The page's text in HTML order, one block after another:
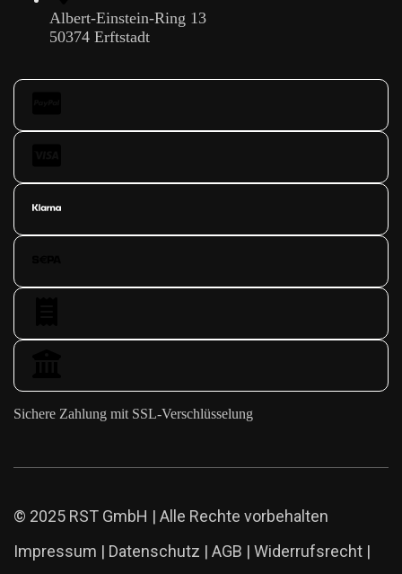
Albert-Einstein-Ring 13
50374 Erftstadt
Sichere Zahlung mit SSL-Verschlüsselung
© 2025 RST GmbH | Alle Rechte vorbehalten
Impressum | Datenschutz | AGB | Widerrufsrecht |